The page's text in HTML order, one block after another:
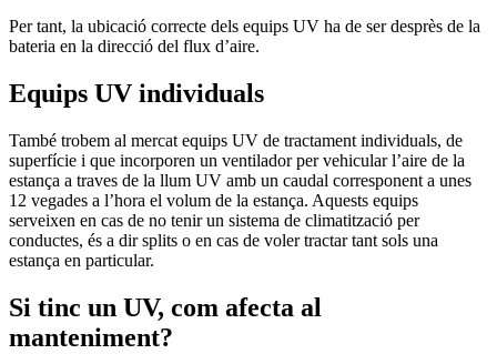
Per tant, la ubicació correcte dels equips UV ha de ser desprès de la
bateria en la direcció del flux d’aire.
Equips UV individuals
També trobem al mercat equips UV de tractament individuals, de
superfície i que incorporen un ventilador per vehicular l’aire de la
estança a traves de la llum UV amb un caudal corresponent a unes
12 vegades a l’hora el volum de la estança. Aquests equips
serveixen en cas de no tenir un sistema de climatització per
conductes, és a dir splits o en cas de voler tractar tant sols una
estança en particular.
Si tinc un UV, com afecta al
manteniment?